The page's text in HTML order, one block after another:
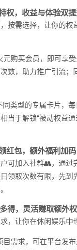
权，收益与体验双
按需选择，让你的
元购买会员，即可享
数，助力推广引流
类型的专属卡片，
当于解锁“被动权益
红包，额外福利加码
可加入社群👥，通
领取次数有限，先
得，灵活赚取额外
，让你在休闲娱乐中
需求，可在平台发